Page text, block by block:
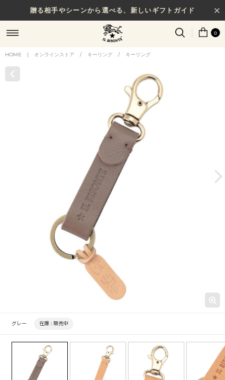
贈る相手やシーンから選べる、新しいギフトガイド
0
HOME | オンラインストア / キーリング / キーリング
グレー 在庫 : 販売中